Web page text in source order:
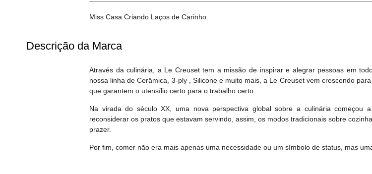
Miss Casa Criando Laços de Carinho.
Descrição da Marca
Através da culinária, a Le Creuset tem a missão de inspirar e alegrar pessoas em
nossa linha de Cerâmica, 3-ply , Silicone e muito mais, a Le Creuset vem crescendo
que garantem o utensílio certo para o trabalho certo.
Na virada do século XX, uma nova perspectiva global sobre a culinária começou
reconsiderar os pratos que estavam servindo, assim, os modos tradicionais sobre
prazer.
Por fim, comer não era mais apenas uma necessidade ou um símbolo de status, mas